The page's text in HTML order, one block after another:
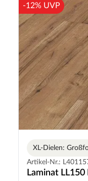
-12% UVP
XL-Dielen:
Artikel-Nr.:
Laminat